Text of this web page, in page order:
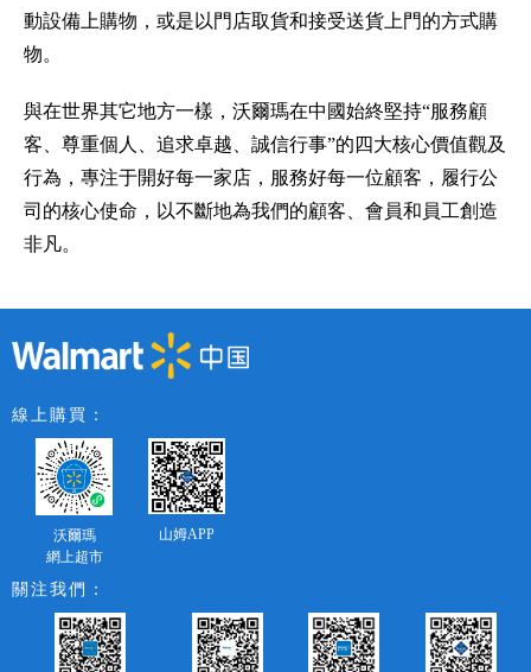
動設備上購物，或是以門店取貨和接受送貨上門的方式購
物。
與在世界其它地方一樣，沃爾瑪在中國始終堅持“服務顧
客、尊重個人、追求卓越、誠信行事”的四大核心價值觀及
行為，專注于開好每一家店，服務好每一位顧客，履行公
司的核心使命，以不斷地為我們的顧客、會員和員工創造
非凡。
線上購買：
沃爾瑪
網上超市
山姆APP
關注我們：